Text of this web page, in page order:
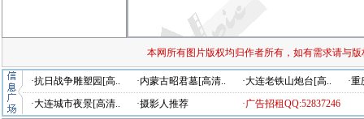
本网所有图片版权均归作者所有，如有需求请与
·抗日战争雕塑园[高.. ·内蒙古昭君墓[高清.. ·大连老铁山炮台[高..
·
·大连城市夜景[高清..
·摄影人推荐 ·广告招租QQ:52837246